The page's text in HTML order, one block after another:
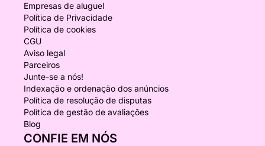
Empresas de aluguel
Política de Privacidade
Política de cookies
CGU
Aviso legal
Parceiros
Junte-se a nós!
Indexação e ordenação dos anúncios
Política de resolução de disputas
Política de gestão de avaliações
Blog
CONFIE EM NÓS